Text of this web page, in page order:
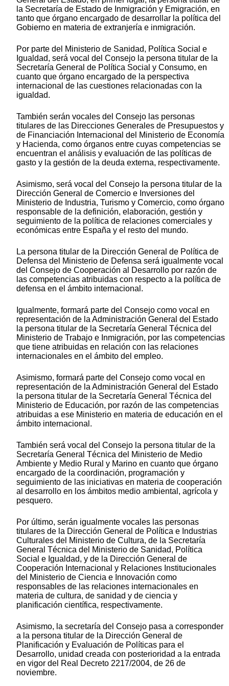
la Secretaría de Estado de Inmigración y Emigración, en
tanto que órgano encargado de desarrollar la política del
Gobierno en materia de extranjería e inmigración.
Por parte del Ministerio de Sanidad, Política Social e
Igualdad, será vocal del Consejo la persona titular de la
Secretaría General de Política Social y Consumo, en
cuanto que órgano encargado de la perspectiva
internacional de las cuestiones relacionadas con la
igualdad.
También serán vocales del Consejo las personas
titulares de las Direcciones Generales de Presupuestos y
de Financiación Internacional del Ministerio de Economía
y Hacienda, como órganos entre cuyas competencias se
encuentran el análisis y evaluación de las políticas de
gasto y la gestión de la deuda externa, respectivamente.
Asimismo, será vocal del Consejo la persona titular de la
Dirección General de Comercio e Inversiones del
Ministerio de Industria, Turismo y Comercio, como órgano
responsable de la definición, elaboración, gestión y
seguimiento de la política de relaciones comerciales y
económicas entre España y el resto del mundo.
La persona titular de la Dirección General de Política de
Defensa del Ministerio de Defensa será igualmente vocal
del Consejo de Cooperación al Desarrollo por razón de
las competencias atribuidas con respecto a la política de
defensa en el ámbito internacional.
Igualmente, formará parte del Consejo como vocal en
representación de la Administración General del Estado
la persona titular de la Secretaría General Técnica del
Ministerio de Trabajo e Inmigración, por las competencias
que tiene atribuidas en relación con las relaciones
internacionales en el ámbito del empleo.
Asimismo, formará parte del Consejo como vocal en
representación de la Administración General del Estado
la persona titular de la Secretaría General Técnica del
Ministerio de Educación, por razón de las competencias
atribuidas a ese Ministerio en materia de educación en el
ámbito internacional.
También será vocal del Consejo la persona titular de la
Secretaría General Técnica del Ministerio de Medio
Ambiente y Medio Rural y Marino en cuanto que órgano
encargado de la coordinación, programación y
seguimiento de las iniciativas en materia de cooperación
al desarrollo en los ámbitos medio ambiental, agrícola y
pesquero.
Por último, serán igualmente vocales las personas
titulares de la Dirección General de Política e Industrias
Culturales del Ministerio de Cultura, de la Secretaría
General Técnica del Ministerio de Sanidad, Política
Social e Igualdad, y de la Dirección General de
Cooperación Internacional y Relaciones Institucionales
del Ministerio de Ciencia e Innovación como
responsables de las relaciones internacionales en
materia de cultura, de sanidad y de ciencia y
planificación científica, respectivamente.
Asimismo, la secretaría del Consejo pasa a corresponder
a la persona titular de la Dirección General de
Planificación y Evaluación de Políticas para el
Desarrollo, unidad creada con posterioridad a la entrada
en vigor del Real Decreto 2217/2004, de 26 de
noviembre.